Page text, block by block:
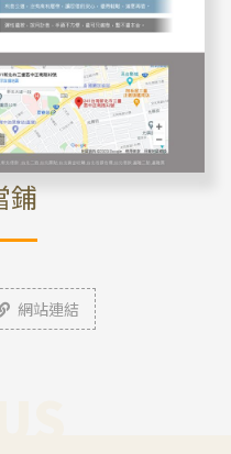
鋪
網站連結